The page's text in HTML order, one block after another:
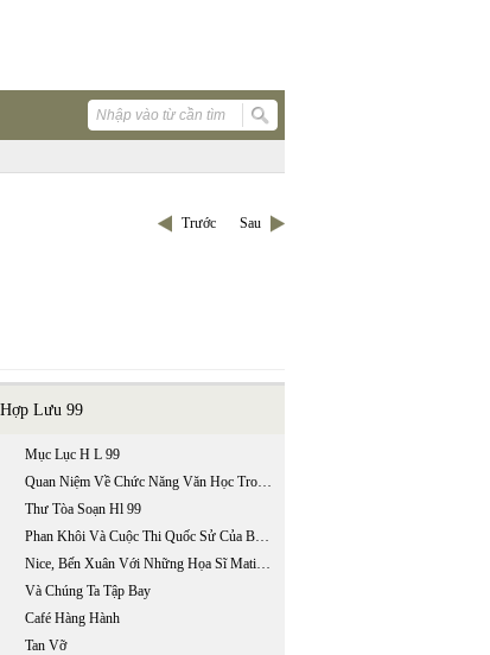
Trước Sau
Hợp Lưu 99
Mục Lục H L 99
Quan Niệm Về Chức Năng Văn Học Trong Lý Luận Văn Học Ở Việt Nam Hiện Nay
Thư Tòa Soạn Hl 99
Phan Khôi Và Cuộc Thi Quốc Sử Của Báo Thần Chung, Sài Gòn 1929
Nice, Bến Xuân Với Những Họa Sĩ Matisse, Chagall, Vũ Cao Đàm, Lê Phổ
Và Chúng Ta Tập Bay
Café Hàng Hành
Tan Vỡ